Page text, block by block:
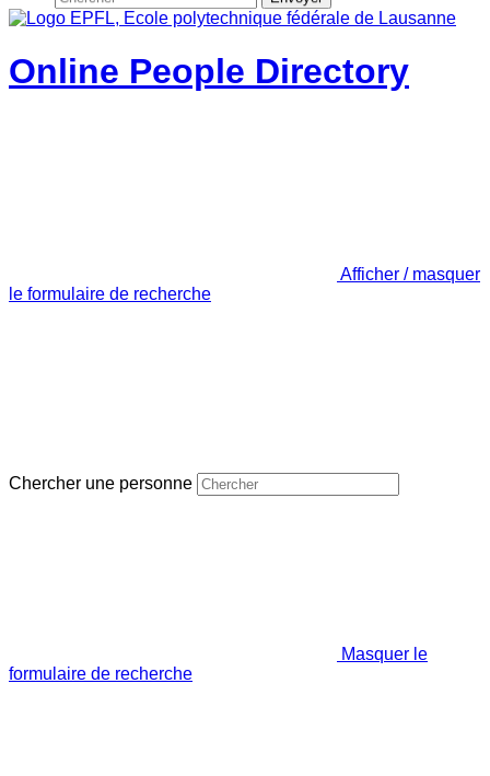
Online People Directory
Afficher / masquer
le formulaire de recherche
Chercher une personne
Masquer le
formulaire de recherche